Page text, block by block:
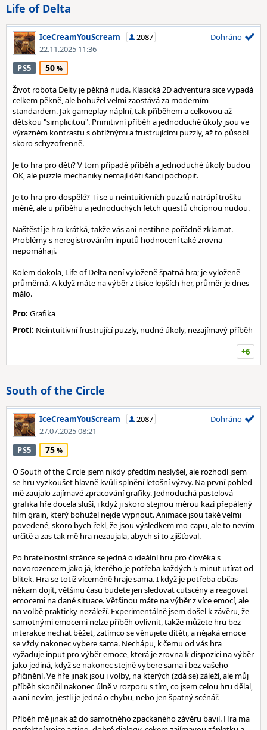
Life of Delta
IceCreamYouScream
2087
22.11.2025 11:36
Dohráno
PS5 50
Život robota Delty je pěkná nuda. Klasická 2D adventura sice vypadá
celkem pěkně, ale bohužel velmi zaostává za moderním
standardem. Jak gameplay náplní, tak příběhem a celkovou až
dětskou "simplicitou". Primitivní příběh a jednoduché úkoly jsou ve
výrazném kontrastu s obtížnými a frustrujícími puzzly, až to působí
skoro schyzofrenně.
Je to hra pro děti? V tom případě příběh a jednoduché úkoly budou
OK, ale puzzle mechaniky nemají děti šanci pochopit.
Je to hra pro dospělé? Ti se u neintuitivních puzzlů natrápí trošku
méně, ale u příběhu a jednoduchých fetch questů chcípnou nudou.
Naštěstí je hra krátká, takže vás ani nestihne pořádně zklamat.
Problémy s neregistrováním inputů hodnocení také zrovna
nepomáhají.
Kolem dokola, Life of Delta není vyloženě špatná hra; je vyloženě
průměrná. A když máte na výběr z tisíce lepších her, průměr je dnes
málo.
Pro: Grafika
Proti: Neintuitivní frustrující puzzly, nudné úkoly, nezajímavý příběh
+6
South of the Circle
IceCreamYouScream
2087
27.07.2025 08:21
Dohráno
PS5 75
O South of the Circle jsem nikdy předtím neslyšel, ale rozhodl jsem
se hru vyzkoušet hlavně kvůli splnění letošní výzvy. Na první pohled
mě zaujalo zajímavé zpracování grafiky. Jednoduchá pastelová
grafika hře docela sluší, i když ji skoro stejnou měrou kazí přepálený
film grain, který bohužel nejde vypnout. Animace jsou také velmi
povedené, skoro bych řekl, že jsou výsledkem mo-capu, ale to nevím
určitě a zas tak mě hra nezaujala, abych si to zjišťoval.
Po hratelnostní stránce se jedná o ideální hru pro člověka s
novorozencem jako já, kterého je potřeba každých 5 minut utírat od
blitek. Hra se totiž víceméně hraje sama. I když je potřeba občas
někam dojít, většinu času budete jen sledovat cutscény a reagovat
emocemi na dané situace. Většinou máte na výběr z více emocí, ale
na volbě prakticky nezáleží. Experimentálně jsem došel k závěru, že
samotnými emocemi nelze příběh ovlivnit, takže můžete hru bez
interakce nechat běžet, zatímco se věnujete dítěti, a nějaká emoce
se vždy nakonec vybere sama. Nechápu, k čemu od vás hra
vyžaduje input pro výběr emoce, která je zrovna k dispozici na výběr
jako jediná, když se nakonec stejně vybere sama i bez vašeho
přičinění. Ve hře jinak jsou i volby, na kterých (zdá se) záleží, ale můj
příběh skončil nakonec úlně v rozporu s tím, co jsem celou hru dělal,
a ani nevím, jestli je jedná o chybu, nebo jen špatný scénář.
Příběh mě jinak až do samotného zpackaného závěru bavil. Hra ma